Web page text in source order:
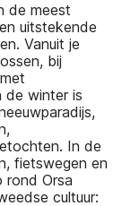
de meest
uitstekende
Vanuit je
bij
de winter is
In de
fietswegen en
rond Orsa
cultuur: